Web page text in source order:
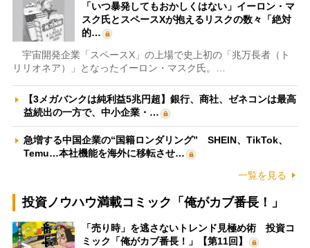
「いつ暴発してもおかしくはない」イーロン・マ
スク氏とスペースXが抱えるリスクの数々「絶対
的…
宇宙開発企業「スペースX」の上場で史上初の「兆万長者（ト
リリオネア）」となったイーロン・マスク氏。…
【3メガバンクは純利益5兆円超】銀行、商社、ゼネコンは最高
益続出の一方で、中小企業・…
急増する中国企業の“国籍ロンダリング” SHEIN、TikTok、
Temu…本社機能を海外に移転させ…
一覧を見る
投資ノウハウ満載コミック「俺がカブ番長！」
「売り時」を逃さないトレンド見極め術 投資コ
ミック「俺がカブ番長！」【第11回】